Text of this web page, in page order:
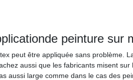
peinture sur
peut être appliquée sans problème.
aussi que les fabricants misent sur
aussi large comme dans le cas des